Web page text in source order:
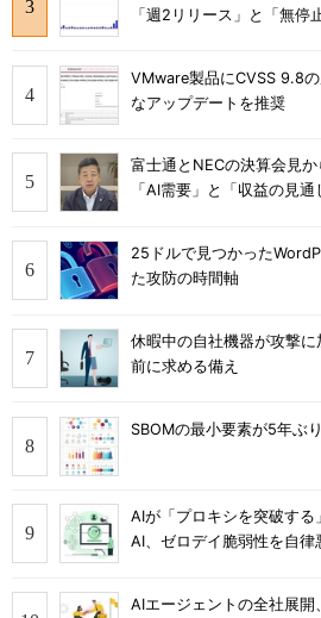
「週2リリース」と「無停
VMware製品にCVSS 9.8
なアップデートを推奨
富士通とNECの決算会見
「AI需要」と「収益の見通
25ドルで見つかった
た攻防の時間軸
休暇中の自社機器が攻撃
前に求める備え
SBOMの最小要素が5年
AIが「プロキシを突破す
AI、ゼロデイ脆弱性を自律
AIエージェントの全社展